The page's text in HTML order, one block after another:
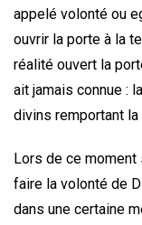
appelé volonté ou
ouvrir la porte à la
réalité ouvert la
ait jamais connue :
divins remportant
Lors de ce
faire la volonté de
dans une certaine